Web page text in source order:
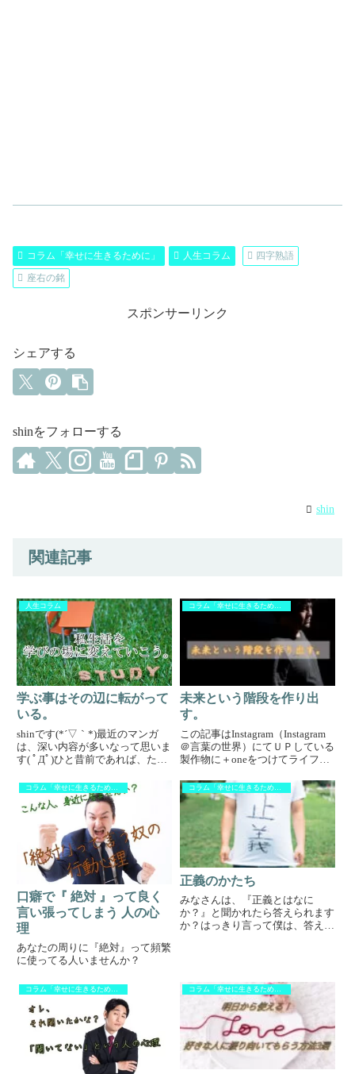
コラム「幸せに生きるために」 人生コラム
四字熟語
座右の銘
スポンサーリンク
シェアする
shinをフォローする
shin
関連記事
人生コラム
学ぶ事はその辺に転がって
いる。
shinです(*´▽｀*)最近のマンガ
は、深い内容が多いなって思いま
す( ﾟДﾟ)ひと昔前であれば、ただ
た様に感じます。(単純に僕が感
じれて無いだけかもしれませんが
(;^_^A)僕が、マンガでも深い内
容だなって...
コラム「幸せに生きるために」
未来という階段を作り出
す。
この記事はInstagram（Instagram
＠言葉の世界）にてＵＰしている
製作物に＋oneをつけてライフハ
で、皆さんに何か感じる物があれ
ば幸いです。 検索からお越しの
方は、良ければInstagramの方に
も...
コラム「幸せに生きるために」
口癖で『 絶対 』って良く
言い張ってしまう 人の心
理
あなたの周りに『絶対』って頻繁
に使ってる人いませんか？
コラム「幸せに生きるために」
正義のかたち
みなさんは、『正義とはなに
か？』と聞かれたら答えられます
か？はっきり言って僕は、答えら
す」という本を読んだ事はありま
コラム「幸せに生きるために」